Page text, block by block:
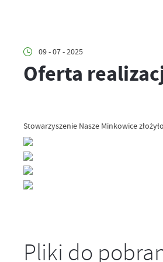
09 - 07 - 2025
Oferta
Stowarzyszenie Nasze Minkowice
Pliki do